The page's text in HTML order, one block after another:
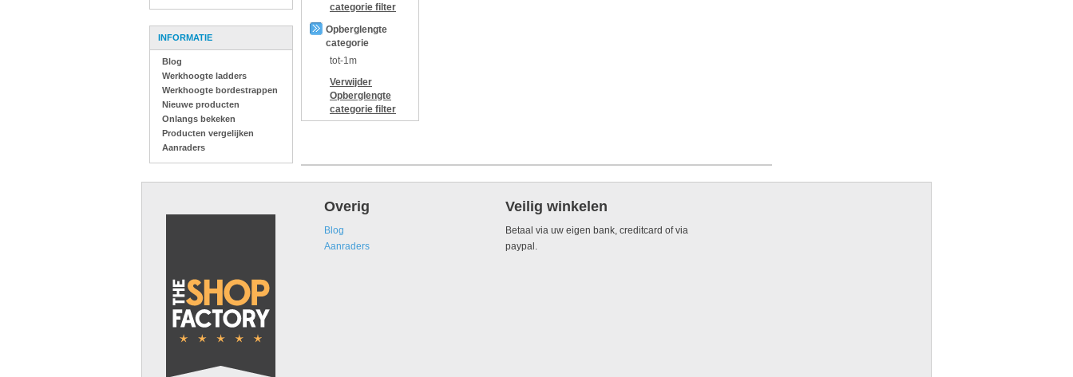
INFORMATIE
Blog
Werkhoogte ladders
Werkhoogte bordestrappen
Nieuwe producten
Onlangs bekeken
Producten vergelijken
Aanraders
categorie filter
Opberglengte
categorie
tot-1m
Verwijder
Opberglengte
categorie filter
Overig
Blog
Aanraders
Veilig winkelen
Betaal via uw eigen bank, creditcard of via
paypal.